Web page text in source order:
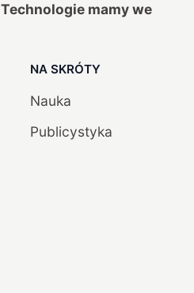
Technologie mamy we
NA SKRÓTY
Nauka
Publicystyka